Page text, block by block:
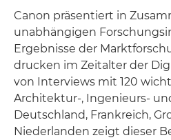
Canon präsentiert in
unabhängigen
Ergebnisse der
drucken im Zeitalter der
von Interviews mit 120
Architektur-, Ingenieurs-
Deutschland, Frankreich,
Niederlanden zeigt dieser